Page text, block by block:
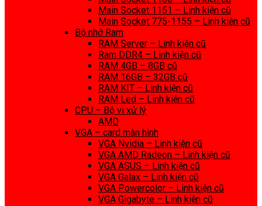
Main Socket 1151 – Linh kiện cũ
Main Socket 775-1155 – Linh kiện cũ
Bộ nhớ Ram
RAM Server – Linh kiện cũ
Ram DDR4 – Linh kiện cũ
RAM 4GB – 8GB cũ
RAM 16GB – 32GB cũ
RAM KIT – Linh kiện cũ
RAM Led – Linh kiện cũ
CPU – Bộ vi xử lý
AMD
VGA – card màn hình
VGA Nvidia – Linh kiện cũ
VGA AMD Radeon – Linh kiện cũ
VGA ASUS – Linh kiện cũ
VGA Galax – Linh kiện cũ
VGA Powercolor – Linh kiện cũ
VGA Gigabyte – Linh kiện cũ